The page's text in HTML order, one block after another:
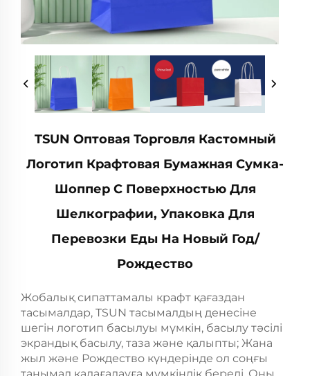
TSUN Оптовая Торговля Кастомный
Логотип Крафтовая Бумажная Сумка-
Шоппер С Поверхностью Для
Шелкографии, Упаковка Для
Перевозки Еды На Новый Год/
Рождество
Жобалық сипаттамалы крафт қағаздан
тасымалдар, TSUN тасымалдың денесіне
шегін логотип басылуы мүмкін, басылу тәсілі
экрандық басылу, таза және қалыпты; Жана
жыл және Рождество күндерінде ол соңғы